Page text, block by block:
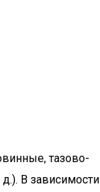
тазово-
В зависимости